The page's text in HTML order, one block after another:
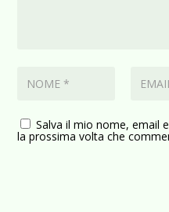
Salva il mio nome, email
la prossima volta che